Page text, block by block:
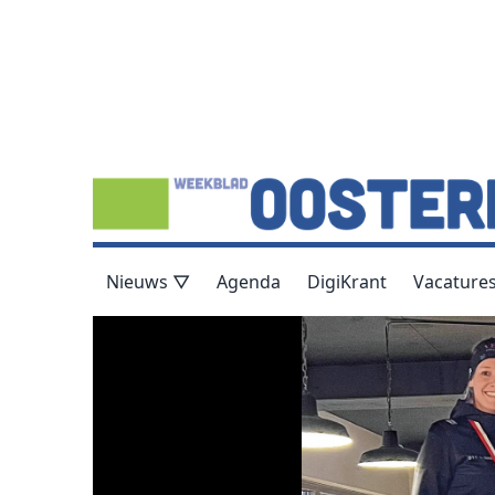
Nieuws ▽ Agenda DigiKrant